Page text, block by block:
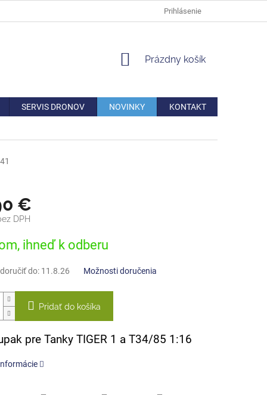
AKO REKLAMOVAŤ/VRÁTIŤ
Prihlásenie
NÁKUPNÝ
Prázdny košík
SERVIS DRONOV NOVINKY KONTAKT
€
DPH
ihneď k odberu
do: 11.8.26 Možnosti doručenia
Pridať do košíka
pre Tanky TIGER 1 a T34/85 1:16